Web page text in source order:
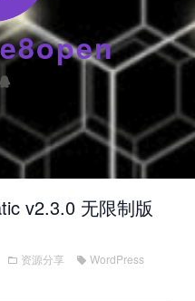
v2.3.0 无限制版
资源分享
WordPress